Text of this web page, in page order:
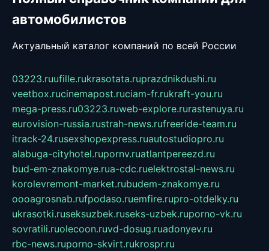
автомобилистов
Актуальный каталог компаний по всей России
03223.ruufille.rukrasotata.ruprazdnikdushi.ru
veetbox.rucinemapost.ruciam-fr.rukraft-you.ru
mega-press.ru03223.ruweb-explore.rurastenuya.ru
eurovision-russia.rustrah-news.rufreeride-team.ru
itrack-24.rusexshopexpress.ruautostudiopro.ru
alabuga-cityhotel.rupornv.ruatlantpereezd.ru
bud-em-znakomye.rua-cdc.ruelektrostal-news.ru
korolevremont-market.rubudem-znakomye.ru
oooagrosnab.rufpodaso.ruemfire.rupro-otdelky.ru
ukrasotki.ruseksuzbek.ruseks-uzbek.ruporno-vk.ru
sovratili.ruolecoon.ruvd-dosug.ruadonyev.ru
rbc-news.ruporno-skvirt.rukrospr.ru